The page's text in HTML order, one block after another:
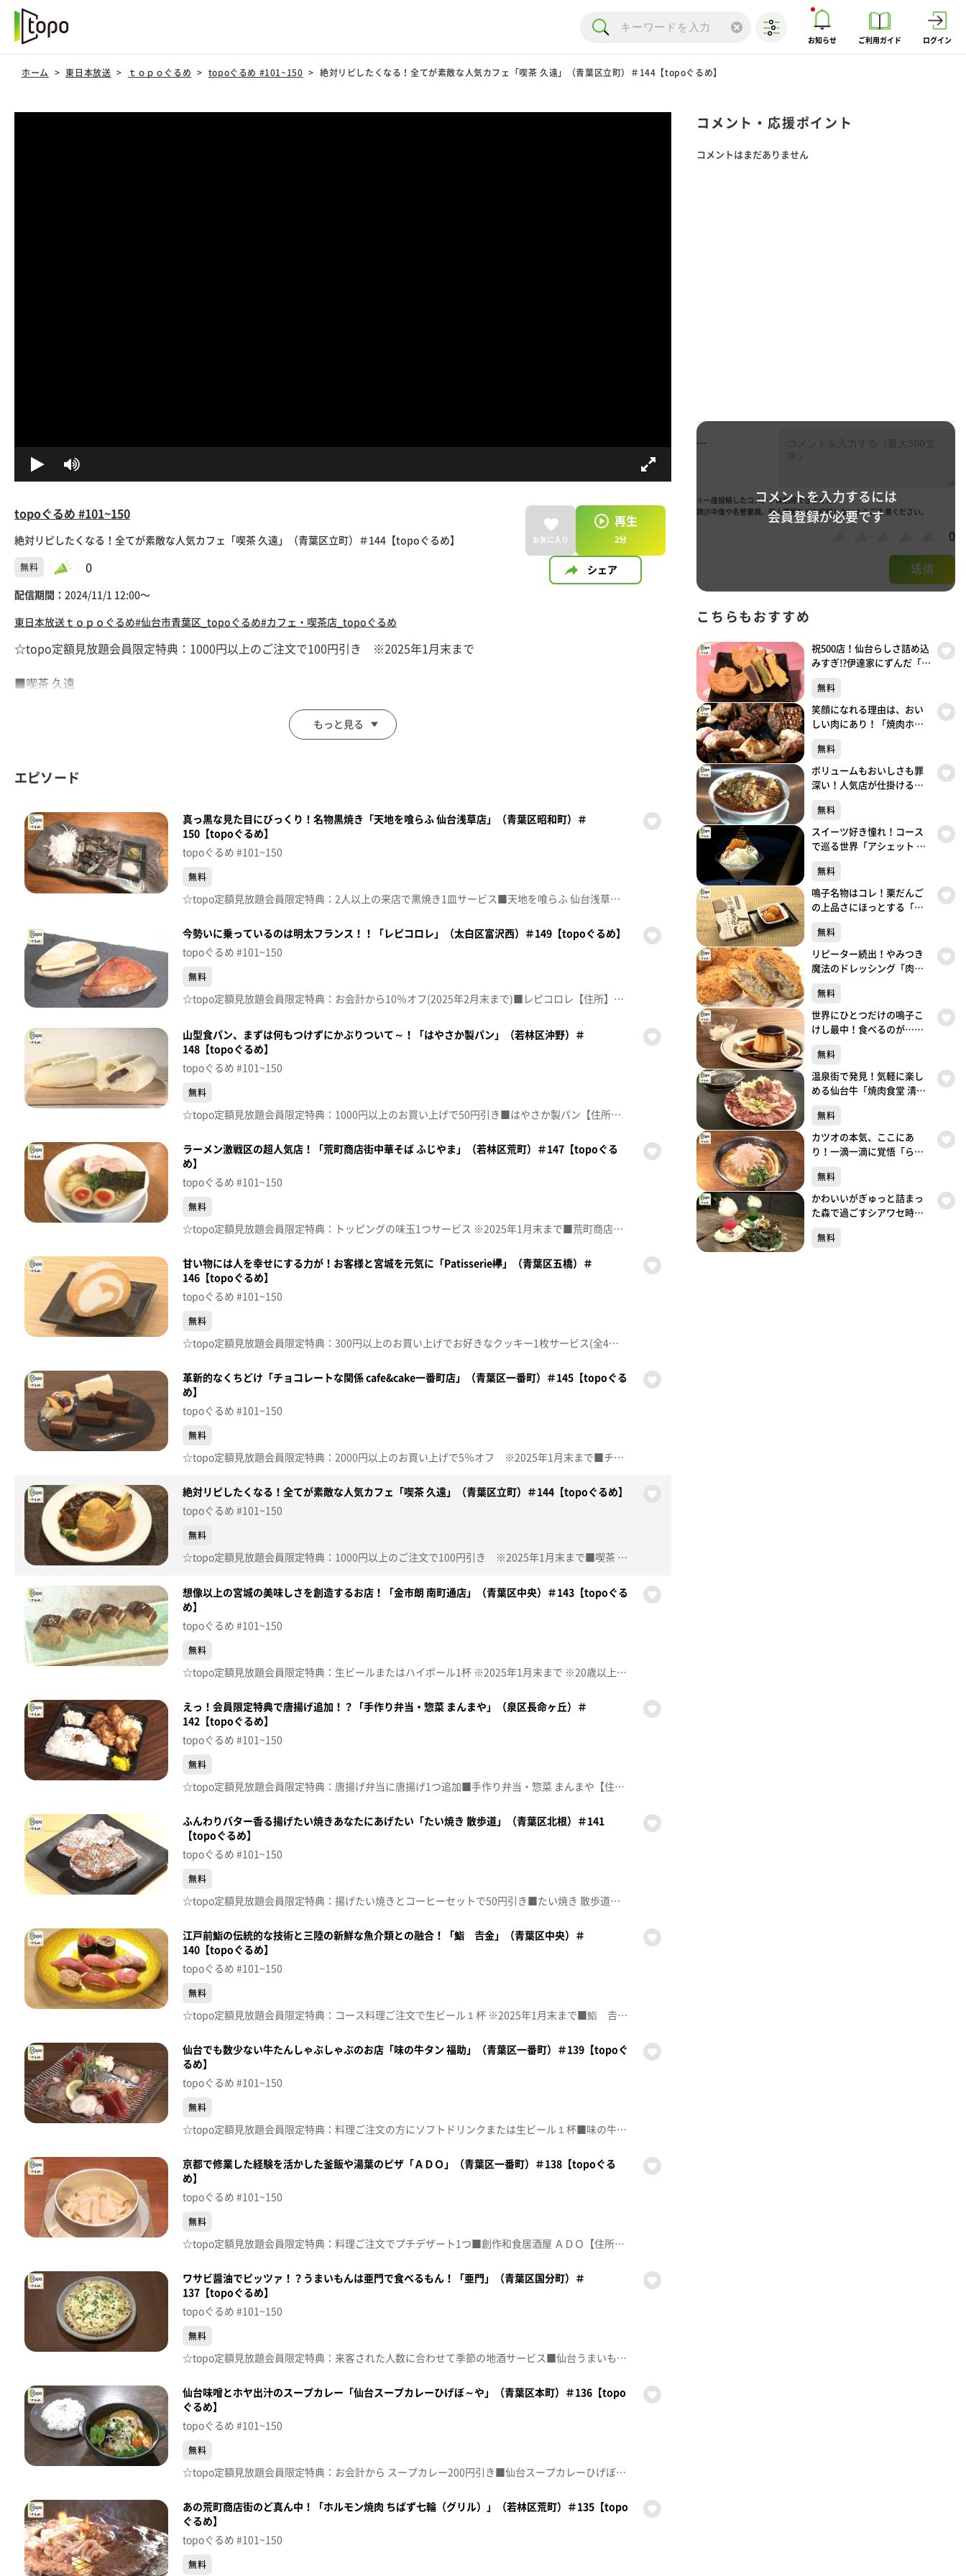
お知らせ ご利用ガイド ログイン
ホーム 東日本放送 ｔｏｐｏぐるめ topoぐるめ #101~150 絶対リピしたくなる！全てが素敵な人気カフェ「喫茶 久遠」（青葉区立町）＃144【topoぐるめ】
topoぐるめ #101~150
絶対リピしたくなる！全てが素敵な人気カフェ「喫茶 久遠」（青葉区立町）＃144【topoぐるめ】
無料 0
配信期間： 2024/11/1 12:00〜
お気に入り
再生
2分
シェア
東日本放送 ｔｏｐｏぐるめ#仙台市青葉区_topoぐるめ#カフェ・喫茶店_topoぐるめ
☆topo定額見放題会員限定特典：1000円以上のご注文で100円引き ※2025年1月末まで
■喫茶 久遠
♪青い栞 Ｇａｌｉｌｅｏ Ｇａｌｉｌｅｉ
※特典をご利用の際は、topoにログインをしてトップ画面をご注文の前にお店の方にお見せください。
（トップ画面上部、ユーザ名と一緒に表示されている「定額見放題会員」を提示）
※紹介した店舗情報は変更している場合があります。
※紹介した商品は取り扱いが終了している場合があります。
番組HP（https://www.khb-tv.co.jp/topogurume/）
もっと見る
エピソード
真っ黒な見た目にびっくり！名物黒焼き「天地を喰らふ 仙台浅草店」（青葉区昭和町）＃
150【topoぐるめ】
topoぐるめ #101~150
無料
☆topo定額見放題会員限定特典：2人以上の来店で黒焼き1皿サービス■天地を喰らふ 仙台浅草店【住所】宮城県仙台市青葉区昭和町5-56【電話番号】090-3641-3145【営業時間】18:00～0:00【定休日】火曜♪一斉ノ喝采 ＬｉＳＡ※特典をご利用の際は、topoにログインをしてトップ画面をご注文の前にお店の方にお見せください。（トップ画面上部、ユーザ名と一緒に表示されている「定額見放題会員」を提示）※紹介した店舗情報は変更している場合があります。※紹介した商品は取り扱いが終了している場合があります。番組HP（https://www.khb-tv.co.jp/topogurume/）
今勢いに乗っているのは明太フランス！！「レピコロレ」（太白区富沢西）＃149【topoぐるめ】
topoぐるめ #101~150
無料
☆topo定額見放題会員限定特典：お会計から10％オフ(2025年2月末まで)■レピコロレ【住所】宮城県仙台市太白区富沢西3-3-19【電話番号】022-290-1335【営業時間】7:30～18:00【定休日】日曜・第3月曜♪これが私の生きる道 ＰＵＦＦＹ※特典をご利用の際は、topoにログインをしてトップ画面をご注文の前にお店の方にお見せください。（トップ画面上部、ユーザ名と一緒に表示されている「定額見放題会員」を提示）※紹介した店舗情報は変更している場合があります。※紹介した商品は取り扱いが終了している場合があります。番組HP（https://www.khb-tv.co.jp/topogurume/）
山型食パン、まずは何もつけずにかぶりついて～！「はやさか製パン」（若林区沖野）＃
148【topoぐるめ】
topoぐるめ #101~150
無料
☆topo定額見放題会員限定特典：1000円以上のお買い上げで50円引き■はやさか製パン【住所】宮城県仙台市若林区沖野2-1-70【電話番号】022-775-9162【営業時間】9:30～18:00【定休日】日・月曜・祝日♪ＨＥＬＬＯ，ＡＧＡＩＮ～昔からある場所～ ＭＹ ＬＩＴＴＬＥ ＬＯＶＥＲ※特典をご利用の際は、topoにログインをしてトップ画面をご注文の前にお店の方にお見せください。（トップ画面上部、ユーザ名と一緒に表示されている「定額見放題会員」を提示）※紹介した店舗情報は変更している場合があります。※紹介した商品は取り扱いが終了している場合があります。番組HP（https://www.khb-tv.co.jp/topogurume/）
ラーメン激戦区の超人気店！「荒町商店街中華そば ふじやま」（若林区荒町）＃147【topoぐる
め】
topoぐるめ #101~150
無料
☆topo定額見放題会員限定特典：トッピングの味玉1つサービス ※2025年1月末まで■荒町商店街中華そば ふじやま【住所】宮城県仙台市若林区荒町171【電話番号】022-206-2162【営業時間】平日 11:00～14:00/17:30～20:30(LO.20:10) 土日祝 11:00～15:00【定休日】木曜♪シルエット ＫＡＮＡ－ＢＯＯＮ※特典をご利用の際は、topoにログインをしてトップ画面をご注文の前にお店の方にお見せください。（トップ画面上部、ユーザ名と一緒に表示されている「定額見放題会員」を提示）※紹介した店舗情報は変更している場合があります。※紹介した商品は取り扱いが終了している場合があります。番組HP（https://www.khb-tv.co.jp/topogurume/）
甘い物には人を幸せにする力が！お客様と宮城を元気に「Patisserie欅」（青葉区五橋）＃
146【topoぐるめ】
topoぐるめ #101~150
無料
☆topo定額見放題会員限定特典：300円以上のお買い上げでお好きなクッキー1枚サービス(全4種類)■Patisserie欅【住所】宮城県仙台市青葉区五橋2-8-13【電話番号】022-797-0671【営業時間】平日 11:30～19:30 土日祝 9:30～17:30【定休日】水曜♪MAGIC MUSIC 木村カエラ※特典をご利用の際は、topoにログインをしてトップ画面をご注文の前にお店の方にお見せください。（トップ画面上部、ユーザ名と一緒に表示されている「定額見放題会員」を提示）※紹介した店舗情報は変更している場合があります。※紹介した商品は取り扱いが終了している場合があります。番組HP（https://www.khb-tv.co.jp/topogurume/）
革新的なくちどけ「チョコレートな関係 cafe&cake一番町店」（青葉区一番町）＃145【topoぐる
め】
topoぐるめ #101~150
無料
☆topo定額見放題会員限定特典：2000円以上のお買い上げで5％オフ ※2025年1月末まで■チョコレートな関係 cafe&cake一番町店【住所】宮城県仙台市青葉区一番町2-6-17 内々崎ビル2階【電話番号】022-302-5681【営業時間】平日 10:00～19:00 土日祝 10:00～18:00【定休日】不定休♪チョコレイト・ディスコ Ｐｅｒｆｕｍｅ※特典をご利用の際は、topoにログインをしてトップ画面をご注文の前にお店の方にお見せください。（トップ画面上部、ユーザ名と一緒に表示されている「定額見放題会員」を提示）※紹介した店舗情報は変更している場合があります。※紹介した商品は取り扱いが終了している場合があります。番組HP（https://www.khb-tv.co.jp/topogurume/）
絶対リピしたくなる！全てが素敵な人気カフェ「喫茶 久遠」（青葉区立町）＃144【topoぐるめ】
topoぐるめ #101~150
無料
☆topo定額見放題会員限定特典：1000円以上のご注文で100円引き ※2025年1月末まで■喫茶 久遠【住所】宮城県仙台市青葉区立町4-12 朝日プラザ立町101【電話番号】090-5195-3373【営業時間】11:00～18:00(金曜は20:30まで)【定休日】無し♪青い栞 Ｇａｌｉｌｅｏ Ｇａｌｉｌｅｉ※特典をご利用の際は、topoにログインをしてトップ画面をご注文の前にお店の方にお見せください。（トップ画面上部、ユーザ名と一緒に表示されている「定額見放題会員」を提示）※紹介した店舗情報は変更している場合があります。※紹介した商品は取り扱いが終了している場合があります。番組HP（https://www.khb-tv.co.jp/topogurume/）
想像以上の宮城の美味しさを創造するお店！「金市朗 南町通店」（青葉区中央）＃143【topoぐる
め】
topoぐるめ #101~150
無料
☆topo定額見放題会員限定特典：生ビールまたはハイボール1杯 ※2025年1月末まで ※20歳以上の方に限ります■金市朗 南町通店【住所】宮城県仙台市青葉区中央3-6-12 仙台南町通ビル3階【電話番号】022-797-5885【営業時間】17:00～23:00 (L.O.22:00)【定休日】なし♪ＤＡＮ ＤＡＮ心魅かれてく ＦＩＥＬＤ ＯＦ ＶＩＥＷ※特典をご利用の際は、topoにログインをしてトップ画面をご注文の前にお店の方にお見せください。（トップ画面上部、ユーザ名と一緒に表示されている「定額見放題会員」を提示）※紹介した店舗情報は変更している場合があります。※紹介した商品は取り扱いが終了している場合があります。番組HP（https://www.khb-tv.co.jp/topogurume/）
えっ！会員限定特典で唐揚げ追加！？「手作り弁当・惣菜 まんまや」（泉区長命ヶ丘）＃
142【topoぐるめ】
topoぐるめ #101~150
無料
☆topo定額見放題会員限定特典：唐揚げ弁当に唐揚げ1つ追加■手作り弁当・惣菜 まんまや【住所】宮城県仙台市泉区長命ヶ丘5-11-24【電話番号】080-6994-2605【営業時間】月～土11:00～22:00 日曜日17:00～22:00【定休日】水曜♪スピード 森口博子※特典をご利用の際は、topoにログインをしてトップ画面をご注文の前にお店の方にお見せください。（トップ画面上部、ユーザ名と一緒に表示されている「定額見放題会員」を提示）※紹介した店舗情報は変更している場合があります。※紹介した商品は取り扱いが終了している場合があります。番組HP（https://www.khb-tv.co.jp/topogurume/）
ふんわりバター香る揚げたい焼きあなたにあげたい「たい焼き 散歩道」（青葉区北根）＃141
【topoぐるめ】
topoぐるめ #101~150
無料
☆topo定額見放題会員限定特典：揚げたい焼きとコーヒーセットで50円引き■たい焼き 散歩道【住所】宮城県仙台市青葉区北根1-16-5【電話番号】022-762-5341【営業時間】11:00～18:00【定休日】木曜♪初心ＬＯＶＥ なにわ男子※特典をご利用の際は、topoにログインをしてトップ画面をご注文の前にお店の方にお見せください。（トップ画面上部、ユーザ名と一緒に表示されている「定額見放題会員」を提示）※紹介した店舗情報は変更している場合があります。※紹介した商品は取り扱いが終了している場合があります。番組HP（https://www.khb-tv.co.jp/topogurume/）
江戸前鮨の伝統的な技術と三陸の新鮮な魚介類との融合！「鮨 𠮷金」（青葉区中央）＃
140【topoぐるめ】
topoぐるめ #101~150
無料
☆topo定額見放題会員限定特典：コース料理ご注文で生ビール１杯 ※2025年1月末まで■鮨 𠮷金【住所】宮城県仙台市青葉区中央3-6-12 仙台南町通ビル2階【電話番号】022-399-6378【営業時間】11:30～14:30 (L.O.14:00) 17:00～22:00 (L.O.21:00)【定休日】不定休♪ラブ・ストーリーは突然に 小田和正※特典をご利用の際は、topoにログインをしてトップ画面をご注文の前にお店の方にお見せください。（トップ画面上部、ユーザ名と一緒に表示されている「定額見放題会員」を提示）※紹介した店舗情報は変更している場合があります。※紹介した商品は取り扱いが終了している場合があります。番組HP（https://www.khb-tv.co.jp/topogurume/）
仙台でも数少ない牛たんしゃぶしゃぶのお店「味の牛タン 福助」（青葉区一番町）＃139【topoぐ
るめ】
topoぐるめ #101~150
無料
☆topo定額見放題会員限定特典：料理ご注文の方にソフトドリンクまたは生ビール１杯■味の牛タン 福助【住所】宮城県仙台市青葉区一番町4-3-22 一番町センタ―ビル地下1階【電話番号】022-265-9466【営業時間】11:30～14:30(LO.13:45 ) 17:00～23:00(LO.22:00) ※昼営業は土日のみ【定休日】月・火曜♪フレンズ レベッカ※特典をご利用の際は、topoにログインをしてトップ画面をご注文の前にお店の方にお見せください。（トップ画面上部、ユーザ名と一緒に表示されている「定額見放題会員」を提示）※紹介した店舗情報は変更している場合があります。※紹介した商品は取り扱いが終了している場合があります。番組HP（https://www.khb-tv.co.jp/topogurume/）
京都で修業した経験を活かした釜飯や湯葉のピザ「ＡＤＯ」（青葉区一番町）＃138【topoぐる
め】
topoぐるめ #101~150
無料
☆topo定額見放題会員限定特典：料理ご注文でプチデザート1つ■創作和食居酒屋 ＡＤＯ【住所】宮城県仙台市青葉区一番町2-6-16 シントウビル1階【電話番号】022-796-6585【営業時間】11:30～15:00/17:30～0:00【定休日】日曜♪ＡＭ１１：００ ＨＹ※特典をご利用の際は、topoにログインをしてトップ画面をご注文の前にお店の方にお見せください。（トップ画面上部、ユーザ名と一緒に表示されている「定額見放題会員」を提示）※紹介した店舗情報は変更している場合があります。※紹介した商品は取り扱いが終了している場合があります。番組HP（https://www.khb-tv.co.jp/topogurume/）
ワサビ醤油でピッツァ！？うまいもんは亜門で食べるもん！「亜門」（青葉区国分町）＃
137【topoぐるめ】
topoぐるめ #101~150
無料
☆topo定額見放題会員限定特典：来客された人数に合わせて季節の地酒サービス■仙台うまいもん個室居酒屋 亜門 【住所】宮城県仙台市青葉区国分町２-１-３ エーラクフレンディアビル２階【電話番号】022-222-3008【営業時間】月～土曜・祝前日 17:00～24:00 /日・祝 17:00～23:00【定休日】元日♪カーテンコール 優里※特典をご利用の際は、topoにログインをしてトップ画面をご注文の前にお店の方にお見せください。（トップ画面上部、ユーザ名と一緒に表示されている「定額見放題会員」を提示）※紹介した店舗情報は変更している場合があります。※紹介した商品は取り扱いが終了している場合があります。番組HP（https://www.khb-tv.co.jp/topogurume/）
仙台味噌とホヤ出汁のスープカレー「仙台スープカレーひげぼ～や」（青葉区本町）＃136【topo
ぐるめ】
topoぐるめ #101~150
無料
☆topo定額見放題会員限定特典：お会計から スープカレー200円引き■仙台スープカレーひげぼ~や【住所】宮城県仙台市青葉区本町2-16-15 ツルミヤ本町ビル地下1階【営業時間】11:00～14:00【定休日】水曜♪夢 ＴＨＥ ＢＬＵＥ ＨＥＡＲＴＳ※特典をご利用の際は、topoにログインをしてトップ画面をご注文の前にお店の方にお見せください。（トップ画面上部、ユーザ名と一緒に表示されている「定額見放題会員」を提示）※紹介した店舗情報は変更している場合があります。※紹介した商品は取り扱いが終了している場合があります。番組HP（https://www.khb-tv.co.jp/topogurume/）
あの荒町商店街のど真ん中！「ホルモン焼肉 ちばず七輪（グリル）」（若林区荒町）＃135【topo
ぐるめ】
topoぐるめ #101~150
無料
コメント・応援ポイント
コメントはまだありません
コメントを入力するには
会員登録が必要です
---
※一度投稿したコメントは削除できません。
誹謗中傷や名誉棄損、個人情報などを投稿しないようご注 意ください。
0
送信
こちらもおすすめ
祝500店！仙台らしさ詰め込
みすぎ!?伊達家にずんだ「ち
内）#500【topoぐるめ】
無料
笑顔になれる理由は、おい
しい肉にあり！「焼肉ホル
分町）#499【topoぐるめ】
無料
ボリュームもおいしさも罪
深い！人気店が仕掛ける背
区大町）#498【topoぐる
め】
無料
スイーツ好き憧れ！コース
で巡る世界「アシェット デ
分町）#497【topoぐるめ】
無料
鳴子名物はコレ！栗だんご
の上品さにほっとする「餅
湯元）#496【topoぐるめ】
無料
リピーター続出！やみつき
魔法のドレッシング「肉の
泉湯元）#495【topoぐる
め】
無料
世界にひとつだけの鳴子こ
けし最中！食べるのが…
温泉湯元）#494【topoぐる
め】
無料
温泉街で発見！気軽に楽し
める仙台牛「焼肉食堂 清和
湯元）#493【topoぐるめ】
無料
カツオの本気、ここにあ
り！一滴一滴に覚悟「らぁ
葉区栗生）#492【topoぐる
め】
無料
かわいいがぎゅっと詰まっ
た森で過ごすシアワセ時間
一番町）#491【topoぐる
無料